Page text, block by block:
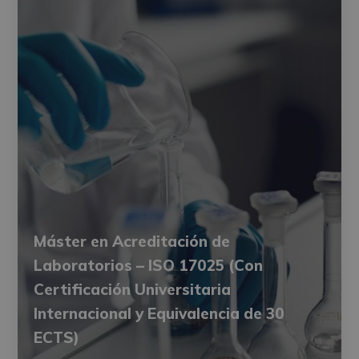
Máster en Acreditación de
Laboratorios – ISO 17025 (Con
Certificación Universitaria
Internacional y Equivalencia de 30
ECTS)